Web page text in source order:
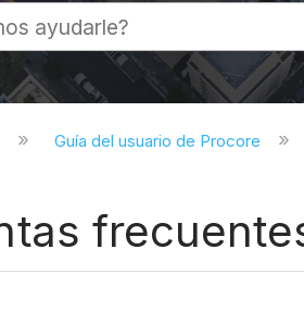
Guía del usuario de Procore